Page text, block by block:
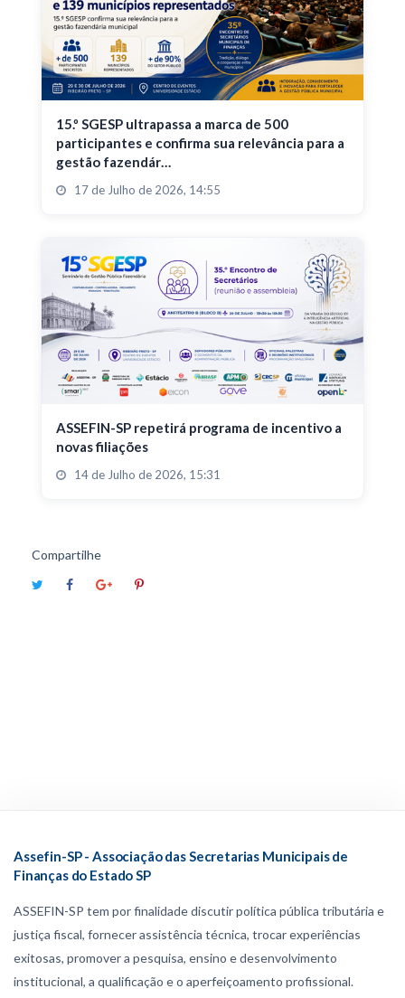
15.º SGESP ultrapassa a marca de 500
participantes e confirma sua relevância para a
gestão fazendár…
17 de Julho de 2026, 14:55
ASSEFIN-SP repetirá programa de incentivo a
novas filiações
14 de Julho de 2026, 15:31
Compartilhe
Assefin-SP - Associação das Secretarias Municipais de
Finanças do Estado SP
ASSEFIN-SP tem por finalidade discutir política pública tributária e
justiça fiscal, fornecer assistência técnica, trocar experiências
exitosas, promover a pesquisa, ensino e desenvolvimento
institucional, a qualificação e o aperfeiçoamento profissional.